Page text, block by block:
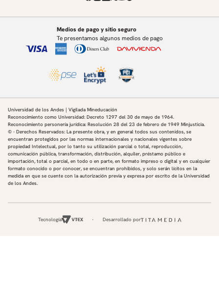
Medios de pago y sitio seguro
Te presentamos algunos medios de pago
Universidad de los Andes | Vigilada Mineducación
Reconocimiento como Universidad: Decreto 1297 del 30 de mayo de 1964.
Reconocimiento personería jurídica: Resolución 28 del 23 de febrero de 1949 Minjusticia.
© - Derechos Reservados: La presente obra, y en general todos sus contenidos, se
encuentran protegidos por las normas internacionales y nacionales vigentes sobre
propiedad Intelectual, por lo tanto su utilización parcial o total, reproducción,
comunicación pública, transformación, distribución, alquiler, préstamo público e
importación, total o parcial, en todo o en parte, en formato impreso o digital y en cualquier
formato conocido o por conocer, se encuentran prohibidos, y solo serán lícitos en la
medida en que se cuente con la autorización previa y expresa por escrito de la Universidad
de los Andes.
Tecnología Desarrollado por